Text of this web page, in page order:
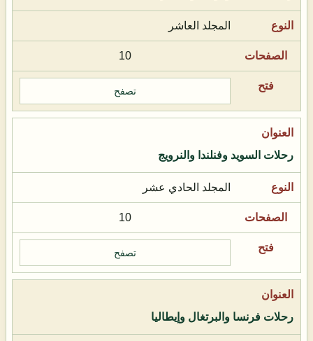
المجلد العاشر
10
تصفح
رحلات السويد وفنلندا والنرويج
المجلد الحادي عشر
10
تصفح
رحلات فرنسا والبرتغال وإيطاليا